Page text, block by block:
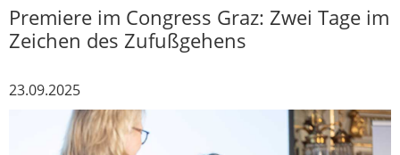
Premiere im Congress Graz: Zwei Tage im
Zeichen des Zufußgehens
23.09.2025